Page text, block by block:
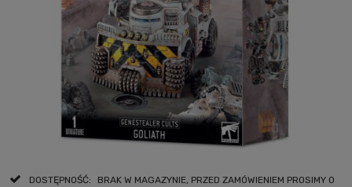
DOSTĘPNOŚĆ:
BRAK W MAGAZYNIE, PRZED ZAMÓWIENIEM PROSIMY O